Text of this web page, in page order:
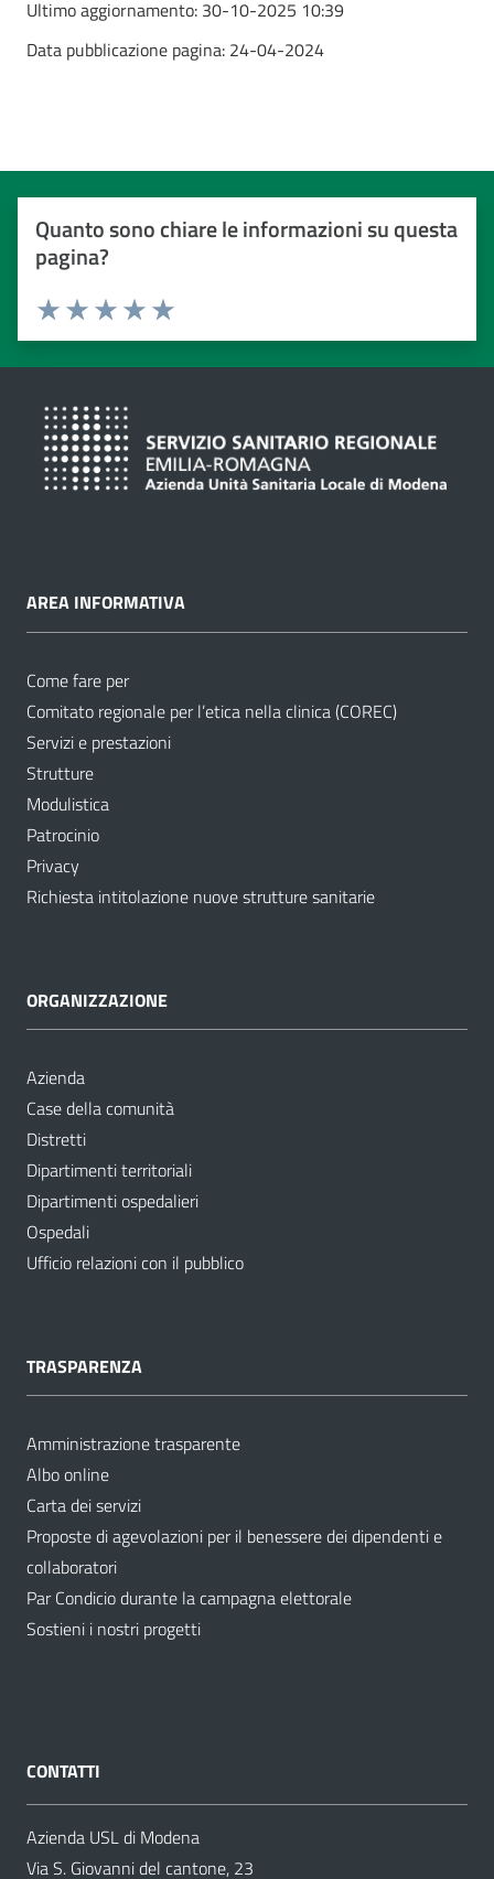
Ultimo aggiornamento: 30-10-2025 10:39
Data pubblicazione pagina: 24-04-2024
Quanto sono chiare le informazioni su questa
pagina?
Valuta da 1 a 5 stelle
Valuta 5 stelle su 5
Valuta 4 stelle su 5
Valuta 3 stelle su 5
Valuta 2 stelle su 5
Valuta 1 stelle su 5
AREA INFORMATIVA
Come fare per
Comitato regionale per l’etica nella clinica (COREC)
Servizi e prestazioni
Strutture
Modulistica
Patrocinio
Privacy
Richiesta intitolazione nuove strutture sanitarie
ORGANIZZAZIONE
Azienda
Case della comunità
Distretti
Dipartimenti territoriali
Dipartimenti ospedalieri
Ospedali
Ufficio relazioni con il pubblico
TRASPARENZA
Amministrazione trasparente
Albo online
Carta dei servizi
Proposte di agevolazioni per il benessere dei dipendenti e
collaboratori
Par Condicio durante la campagna elettorale
Sostieni i nostri progetti
CONTATTI
Azienda USL di Modena
Via S. Giovanni del cantone, 23